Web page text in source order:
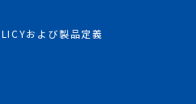
および製品定義